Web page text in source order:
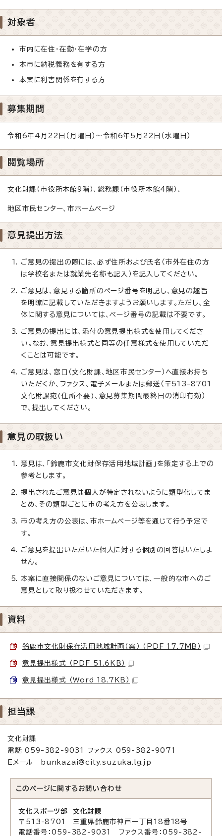
対象者
市内に在住・在勤・在学の方
本市に納税義務を有する方
本案に利害関係を有する方
募集期間
令和6年4月22日（月曜日）～令和6年5月22日（水曜日）
閲覧場所
文化財課（市役所本館9階）、総務課（市役所本館4階）、
地区市民センター、市ホームページ
意見提出方法
ご意見の提出の際には、必ず住所および氏名（市外在住の方
は学校名または就業先名称も記入）を記入してください。
ご意見は、意見する箇所のページ番号を明記し、意見の趣旨
を明瞭に記載していただきますようお願いします。ただし、全
体に関する意見については、ページ番号の記載は不要です。
ご意見の提出には、添付の意見提出様式を使用してくださ
い。なお、意見提出様式と同等の任意様式を使用していただ
くことは可能です。
ご意見は、窓口（文化財課、地区市民センター）へ直接お持ち
いただくか、ファクス、電子メールまたは郵送（〒513-8701
文化財課宛(住所不要)、意見募集期間最終日の消印有効）
で、提出してください。
意見の取扱い
意見は、「鈴鹿市文化財保存活用地域計画」を策定する上での
参考とします。
提出されたご意見は個人が特定されないように類型化してま
とめ、その類型ごとに市の考え方を公表します。
市の考え方の公表は、市ホームページ等を通じて行う予定で
す。
ご意見を提出いただいた個人に対する個別の回答はいたしま
せん。
本案に直接関係のないご意見については、一般的な市へのご
意見として取り扱わせていただきます。
資料
鈴鹿市文化財保存活用地域計画（案） （PDF 17.7MB）
意見提出様式 （PDF 51.6KB）
意見提出様式 （Word 18.7KB）
担当課
文化財課
電話 059-382-9031 ファクス 059-382-9071
Eメール bunkazai@city.suzuka.lg.jp
このページに関する お問い合わせ
文化スポーツ部 文化財課
〒513-8701 三重県鈴鹿市神戸一丁目18番18号
電話番号：059-382-9031 ファクス番号：059-382-